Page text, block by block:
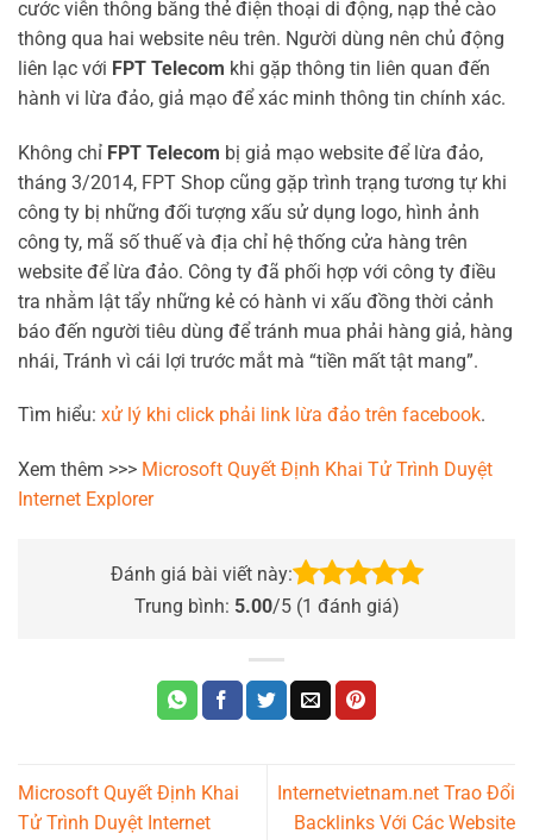
cước viễn thông bằng thẻ điện thoại di động, nạp thẻ cào
thông qua hai website nêu trên. Người dùng nên chủ động
liên lạc với FPT Telecom khi gặp thông tin liên quan đến
hành vi lừa đảo, giả mạo để xác minh thông tin chính xác.
Không chỉ FPT Telecom bị giả mạo website để lừa đảo,
tháng 3/2014, FPT Shop cũng gặp trình trạng tương tự khi
công ty bị những đối tượng xấu sử dụng logo, hình ảnh
công ty, mã số thuế và địa chỉ hệ thống cửa hàng trên
website để lừa đảo. Công ty đã phối hợp với công ty điều
tra nhằm lật tẩy những kẻ có hành vi xấu đồng thời cảnh
báo đến người tiêu dùng để tránh mua phải hàng giả, hàng
nhái, Tránh vì cái lợi trước mắt mà “tiền mất tật mang”.
Tìm hiểu: xử lý khi click phải link lừa đảo trên facebook.
Xem thêm >>> Microsoft Quyết Định Khai Tử Trình Duyệt
Internet Explorer
Đánh giá bài viết này:
Trung bình: 5.00/5 (1 đánh giá)
Microsoft Quyết Định Khai
Tử Trình Duyệt Internet
Internetvietnam.net Trao Đổi
Backlinks Với Các Website